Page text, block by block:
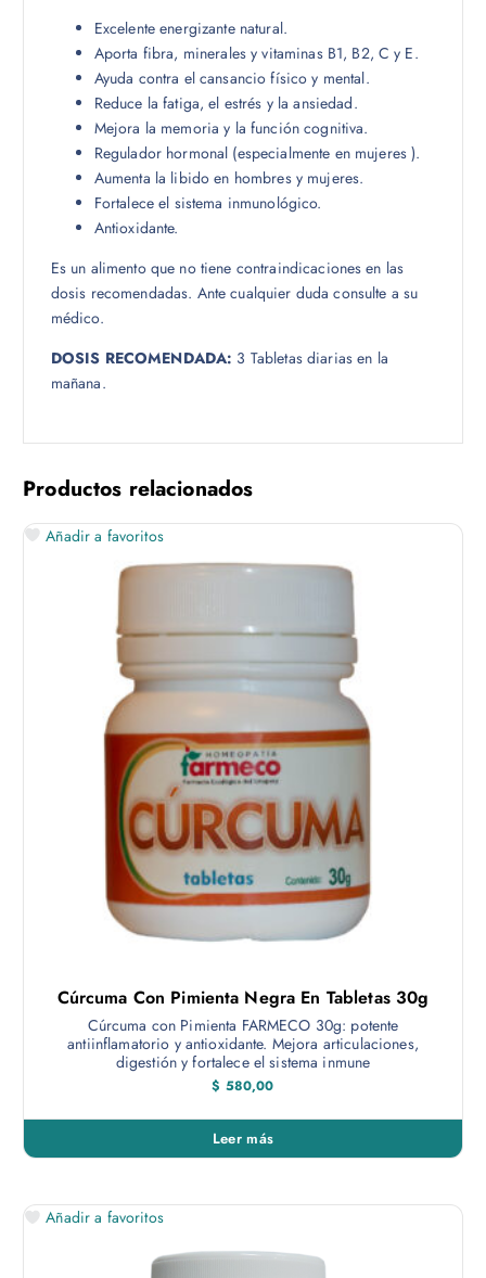
Excelente energizante natural.
Aporta fibra, minerales y vitaminas B1, B2, C y E.
Ayuda contra el cansancio físico y mental.
Reduce la fatiga, el estrés y la ansiedad.
Mejora la memoria y la función cognitiva.
Regulador hormonal (especialmente en mujeres ).
Aumenta la libido en hombres y mujeres.
Fortalece el sistema inmunológico.
Antioxidante.
Es un alimento que no tiene contraindicaciones en las
dosis recomendadas. Ante cualquier duda consulte a su
médico.
DOSIS RECOMENDADA: 3 Tabletas diarias en la
mañana.
Productos relacionados
Añadir a favoritos
Cúrcuma Con Pimienta Negra En Tabletas 30g
Cúrcuma con Pimienta FARMECO 30g: potente
antiinflamatorio y antioxidante. Mejora articulaciones,
digestión y fortalece el sistema inmune
$ 580,00
Leer más
Añadir a favoritos